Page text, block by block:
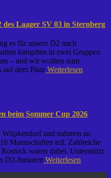
des Laager SV 03 in Sternberg
es für unsere D2 nach
kämpften in zwei Gruppen
– und wir wollten zum
auf dem Platz Weiterlesen
beim Sommer Cup 2026
und nahmen an
Mannschaften teil. Zahlreiche
waren dabei. Unterstützt
D2-Junioren Weiterlesen